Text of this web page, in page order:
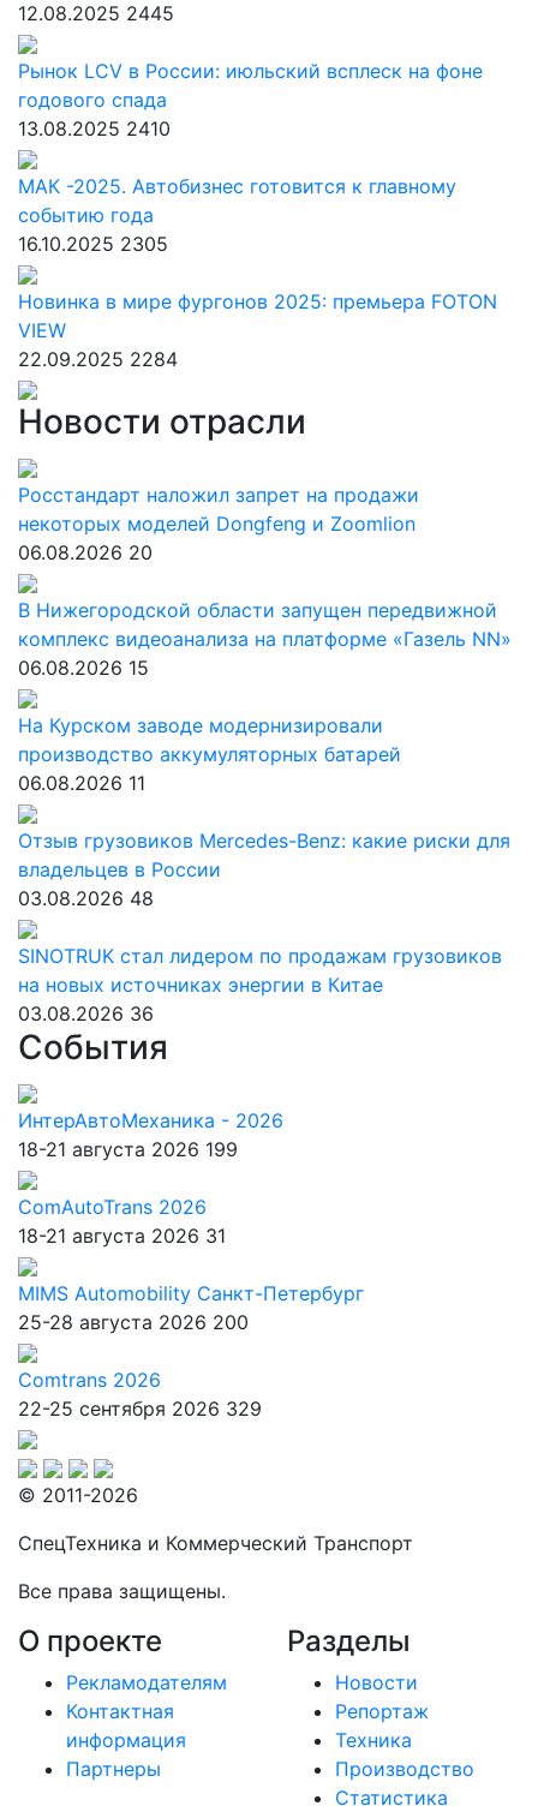
12.08.2025 2445
Рынок LCV в России: июльский всплеск на фоне
годового спада
13.08.2025 2410
МАК -2025. Автобизнес готовится к главному
событию года
16.10.2025 2305
Новинка в мире фургонов 2025: премьера FOTON
VIEW
22.09.2025 2284
Новости отрасли
Росстандарт наложил запрет на продажи
некоторых моделей Dongfeng и Zoomlion
06.08.2026 20
В Нижегородской области запущен передвижной
комплекс видеоанализа на платформе «Газель NN»
06.08.2026 15
На Курском заводе модернизировали
производство аккумуляторных батарей
06.08.2026 11
Отзыв грузовиков Mercedes-Benz: какие риски для
владельцев в России
03.08.2026 48
SINOTRUK стал лидером по продажам грузовиков
на новых источниках энергии в Китае
03.08.2026 36
События
ИнтерАвтоМеханика - 2026
18-21 августа 2026 199
ComAutoTrans 2026
18-21 августа 2026 31
MIMS Automobility Санкт-Петербург
25-28 августа 2026 200
Comtrans 2026
22-25 сентября 2026 329
© 2011-2026
СпецТехника и Коммерческий Транспорт
Все права защищены.
О проекте
Рекламодателям
Контактная
информация
Партнеры
Разделы
Новости
Репортаж
Техника
Производство
Статистика